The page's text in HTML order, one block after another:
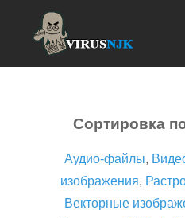
Сортировка
Аудио-файлы,
изображения,
Векторные